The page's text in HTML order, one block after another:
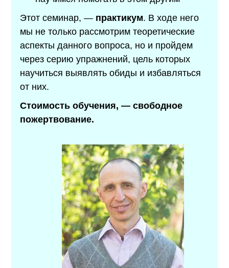
Этот семинар, — практикум. В ходе него
мы не только рассмотрим теоретические
аспекты данного вопроса, но и пройдем
через серию упражнений, цель которых
научиться выявлять обиды и избавляться
от них.
Стоимость обучения,— свободное
пожертвование.